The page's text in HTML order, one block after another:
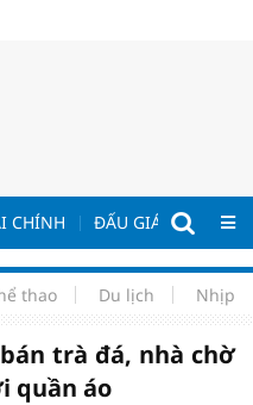
CHÍNH ĐẤU GIÁ - ĐẤU
thao Du lịch Nhịp
trà đá, nhà chờ
quần áo